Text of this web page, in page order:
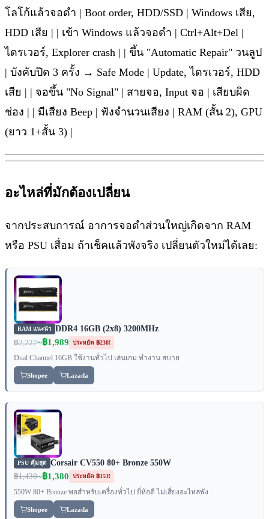
โลโก้แล้วจอดำ | Boot order, HDD/SSD | Windows เสีย,
HDD เสีย | | เข้า Windows แล้วจอดำ | Ctrl+Alt+Del |
ไดรเวอร์, Explorer crash | | ขึ้น "Automatic Repair" วนลูป
| บังคับปิด 3 ครั้ง → Safe Mode | Update, ไดรเวอร์, HDD
เสีย | | จอขึ้น "No Signal" | สายจอ, Input จอ | เสียบผิด
ช่อง | | มีเสียง Beep | ฟังจำนวนเสียง | RAM (สั้น 2), GPU
(ยาว 1+สั้น 3) |
อะไหล่ที่มักต้องเปลี่ยน
จากประสบการณ์ อาการจอดำส่วนใหญ่เกิดจาก RAM
หรือ PSU เสื่อม ถ้าเช็คแล้วพังจริง เปลี่ยนตัวใหม่ได้เลย:
RAM แนะนำ
DDR4 16GB (2x8) 3200MHz
฿2,227~฿1,989 ประหยัด ฿238!
Dual Channel 16GB ใช้งานทั่วไป เล่นเกม ทำงาน สบาย
Shopee Lazada
PSU คุ้มสุด
Corsair CV550 80+ Bronze 550W
฿1,430~฿1,380 ประหยัด ฿153!
550W 80+ Bronze พอสำหรับเครื่องทั่วไป ยี่ห้อดี ไม่เสี่ยงอะไหล่พัง
Shopee Lazada